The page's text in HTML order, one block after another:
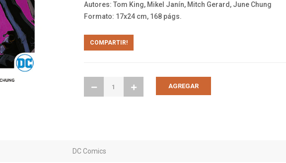
Autores: Tom King, Mikel Janín, Mitch Gerard, June Chung
Formato: 17x24 cm, 168 págs.
COMPARTIR!
DC Comics